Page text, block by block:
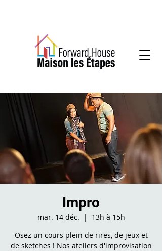
Impro
mar. 14 déc.
  |
13h à 15h
Osez un cours plein de rires, de jeux et
de sketches ! Nos ateliers d'improvisation